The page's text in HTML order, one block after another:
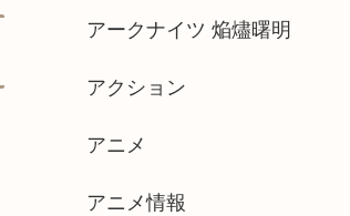
アークナイツ 焔燼曙明
アクション
アニメ
アニメ情報